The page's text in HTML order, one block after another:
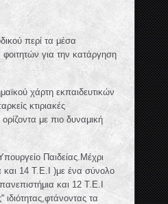
περί τα μέσα
για την κατάργηση
χάρτη εκπαιδευτικών
κτιριακές
με πιο δυναμική
Παιδείας.Μέχρι
και 14 Τ.Ε.Ι )με ένα σύνολο
και 12 Τ.Ε.Ι
τα